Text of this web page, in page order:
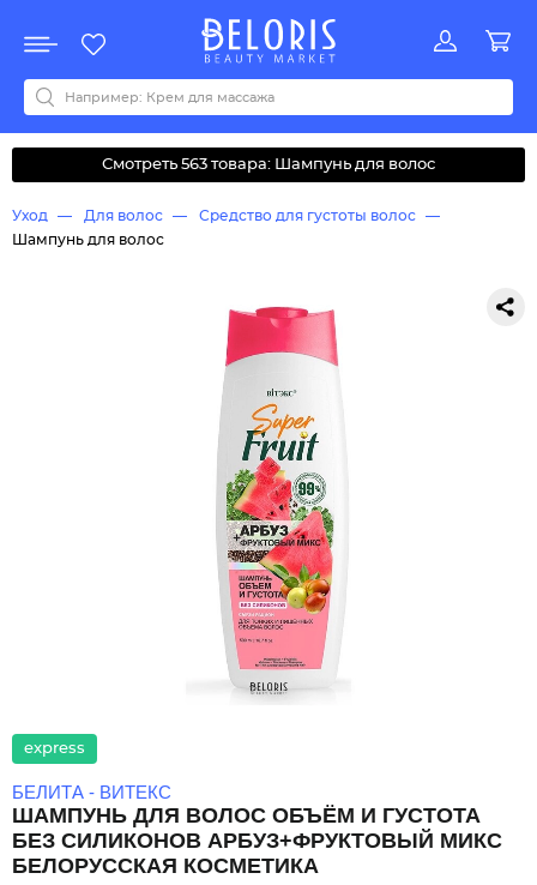
Акции
Все бренды
0-9ABCDEFGHIJKLMNOPQRSTUVWYZАБВДЗИМОКЛНПРСТУФ
Смотреть 563 товара: Шампунь для волос
Уход Для волос
Средство для густоты волос
Шампунь для волос
express
БЕЛИТА - ВИТЕКС
ШАМПУНЬ ДЛЯ ВОЛОС ОБЪЁМ И ГУСТОТА
БЕЗ СИЛИКОНОВ АРБУЗ+ФРУКТОВЫЙ МИКС
БЕЛОРУССКАЯ КОСМЕТИКА